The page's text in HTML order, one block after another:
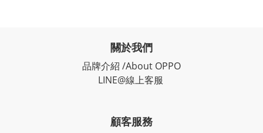
關於我們
品牌介紹 /About OPPO
LINE@線上客服
顧客服務